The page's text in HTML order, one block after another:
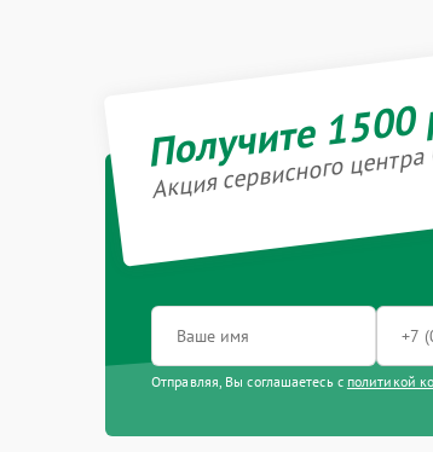
Получите
Акция сервисного
Отправляя, Вы соглашаетесь с политикой